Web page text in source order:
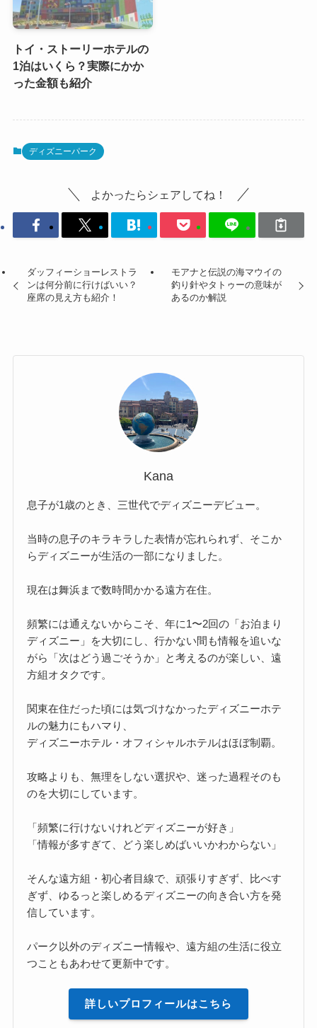
トイ・ストーリーホテルの
1泊はいくら？実際にかか
った金額も紹介
ディズニーパーク
よかったらシェアしてね！
ダッフィーショーレストラ
ンは何分前に行けばいい？
座席の見え方も紹介！
モアナと伝説の海マウイの
釣り針やタトゥーの意味が
あるのか解説
Kana
息子が1歳のとき、三世代でディズニーデビュー。
当時の息子のキラキラした表情が忘れられず、そこか
らディズニーが生活の一部になりました。
現在は舞浜まで数時間かかる遠方在住。
頻繁には通えないからこそ、年に1〜2回の「お泊まり
ディズニー」を大切にし、行かない間も情報を追いな
がら「次はどう過ごそうか」と考えるのが楽しい、遠
方組オタクです。
関東在住だった頃には気づけなかったディズニーホテ
ルの魅力にもハマり、
ディズニーホテル・オフィシャルホテルはほぼ制覇。
攻略よりも、無理をしない選択や、迷った過程そのも
のを大切にしています。
「頻繁に行けないけれどディズニーが好き」
「情報が多すぎて、どう楽しめばいいかわからない」
そんな遠方組・初心者目線で、頑張りすぎず、比べす
ぎず、ゆるっと楽しめるディズニーの向き合い方を発
信しています。
パーク以外のディズニー情報や、遠方組の生活に役立
つこともあわせて更新中です。
詳しいプロフィールはこちら